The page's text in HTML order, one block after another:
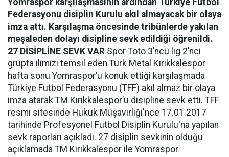
Yomraspor karşılaşmasının ardından Türkiye Futbol
Federasyonu disiplin Kurulu akıl almayacak bir olaya
imza attı. Karşılaşma öncesinde tribünlerde yakılan
meşaleden dolayı disipline sevk edildiği öğrenildi.
27 DİSİPLİNE SEVK VAR Spor Toto 3’ncü lig 2’nci
grupta ilimizi temsil eden Türk Metal Kırıkkalespor
hafta sonu Yomraspor’u konuk ettiği karşılaşmada
Türkiye Futbol Federasyonu (TFF) akıl almaz bir olaya
imza atarak TM Kırıkkalespor’u disipline sevk etti. TFF
resmi sitesinde Hukuk Müşavirliği'nce 17.01.2017
tarihinde Profesyonel Futbol Disiplin Kurulu'na yapılan
sevk raporları açıkladı. 27 disiplin sevkinin olduğu
açıklamada TM Kırıkkalespor ile Yomraspor